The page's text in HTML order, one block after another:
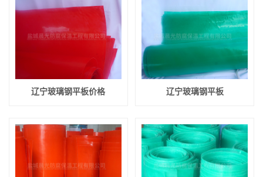
辽宁玻璃钢平板价格 辽宁玻璃钢平板